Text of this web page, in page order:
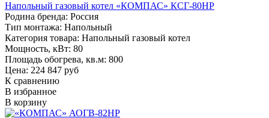
Напольный газовый котел «КОМПАС» КСГ-80НР
Родина бренда: Россия
Тип монтажа: Напольный
Категория товара: Напольный газовый котел
Мощность, кВт: 80
Площадь обогрева, кв.м: 800
Цена: 224 847 руб
К сравнению
В избранное
В корзину